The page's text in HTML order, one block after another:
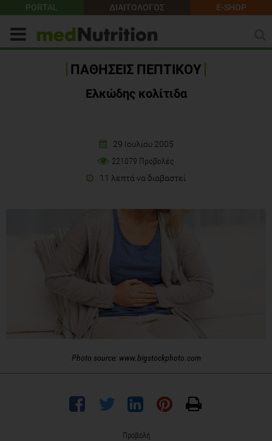
PORTAL ΔΙΑΙΤΟΛΟΓΟΣ E-SHOP
ΠΑΘΗΣΕΙΣ ΠΕΠΤΙΚΟΥ
Ελκώδης κολίτιδα
29 Ιουλίου 2005
221079 Προβολές
11 λεπτά να διαβαστεί
Photo source: www.bigstockphoto.com
Προβολή